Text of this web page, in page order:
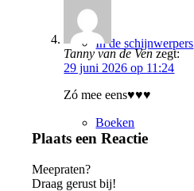
In de schijnwerpers
Boeken
Tanny van de Ven zegt:
29 juni 2026 op 11:24
Zó mee eens♥️♥️♥️
Plaats een Reactie
Meepraten?
Draag gerust bij!